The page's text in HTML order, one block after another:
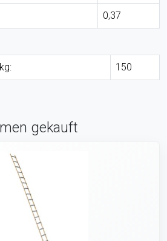
0,37
150
gekauft